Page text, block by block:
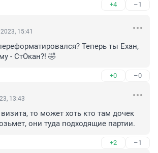
+4 –1
15:41
Теперь ты Ехан,
- СтОкан?! 🤣
+0 –0
13:43
то может хоть кто там дочек
они туда подходящие партии.
+2 –1